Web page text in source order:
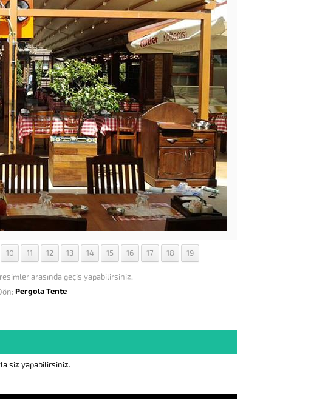
10 11 12 13 14 15 16 17 18 19
arasında geçiş yapabilirsiniz.
Pergola Tente
siz yapabilirsiniz.